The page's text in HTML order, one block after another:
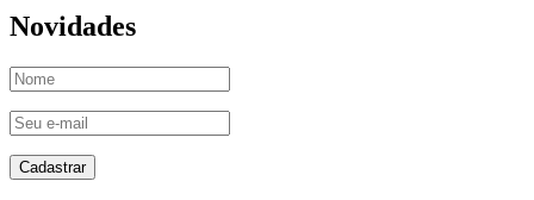
Novidades